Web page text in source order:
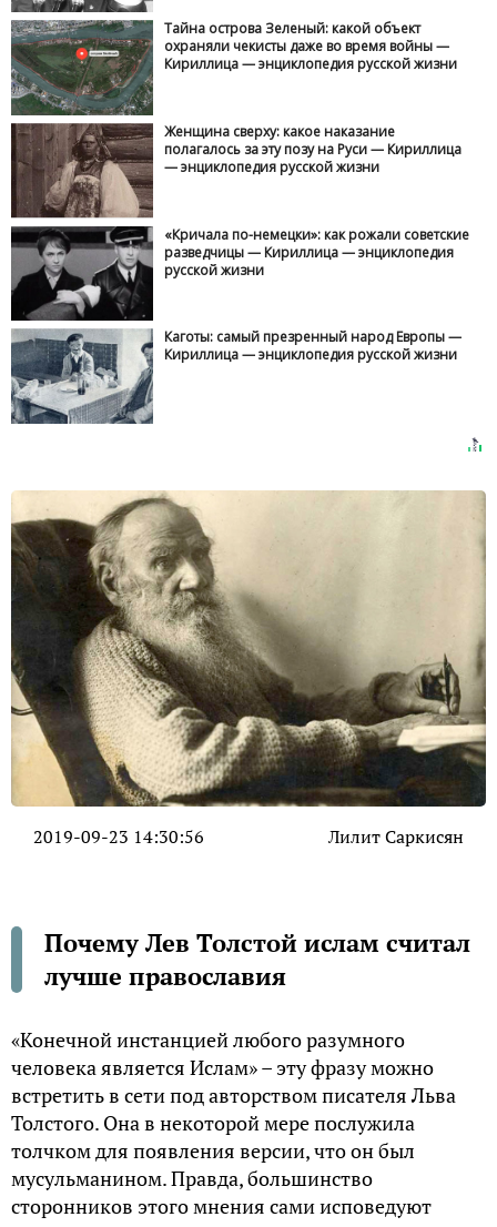
Тайна острова Зеленый: какой объект
охраняли чекисты даже во время войны —
Кириллица — энциклопедия русской жизни
Женщина сверху: какое наказание
полагалось за эту позу на Руси — Кириллица
— энциклопедия русской жизни
«Кричала по-немецки»: как рожали советские
разведчицы — Кириллица — энциклопедия
русской жизни
Каготы: самый презренный народ Европы —
Кириллица — энциклопедия русской жизни
2019-09-23 14:30:56 Лилит Саркисян
Почему Лев Толстой ислам считал
лучше православия
«Конечной инстанцией любого разумного
человека является Ислам» – эту фразу можно
встретить в сети под авторством писателя Льва
Толстого. Она в некоторой мере послужила
толчком для появления версии, что он был
мусульманином. Правда, большинство
сторонников этого мнения сами исповедуют